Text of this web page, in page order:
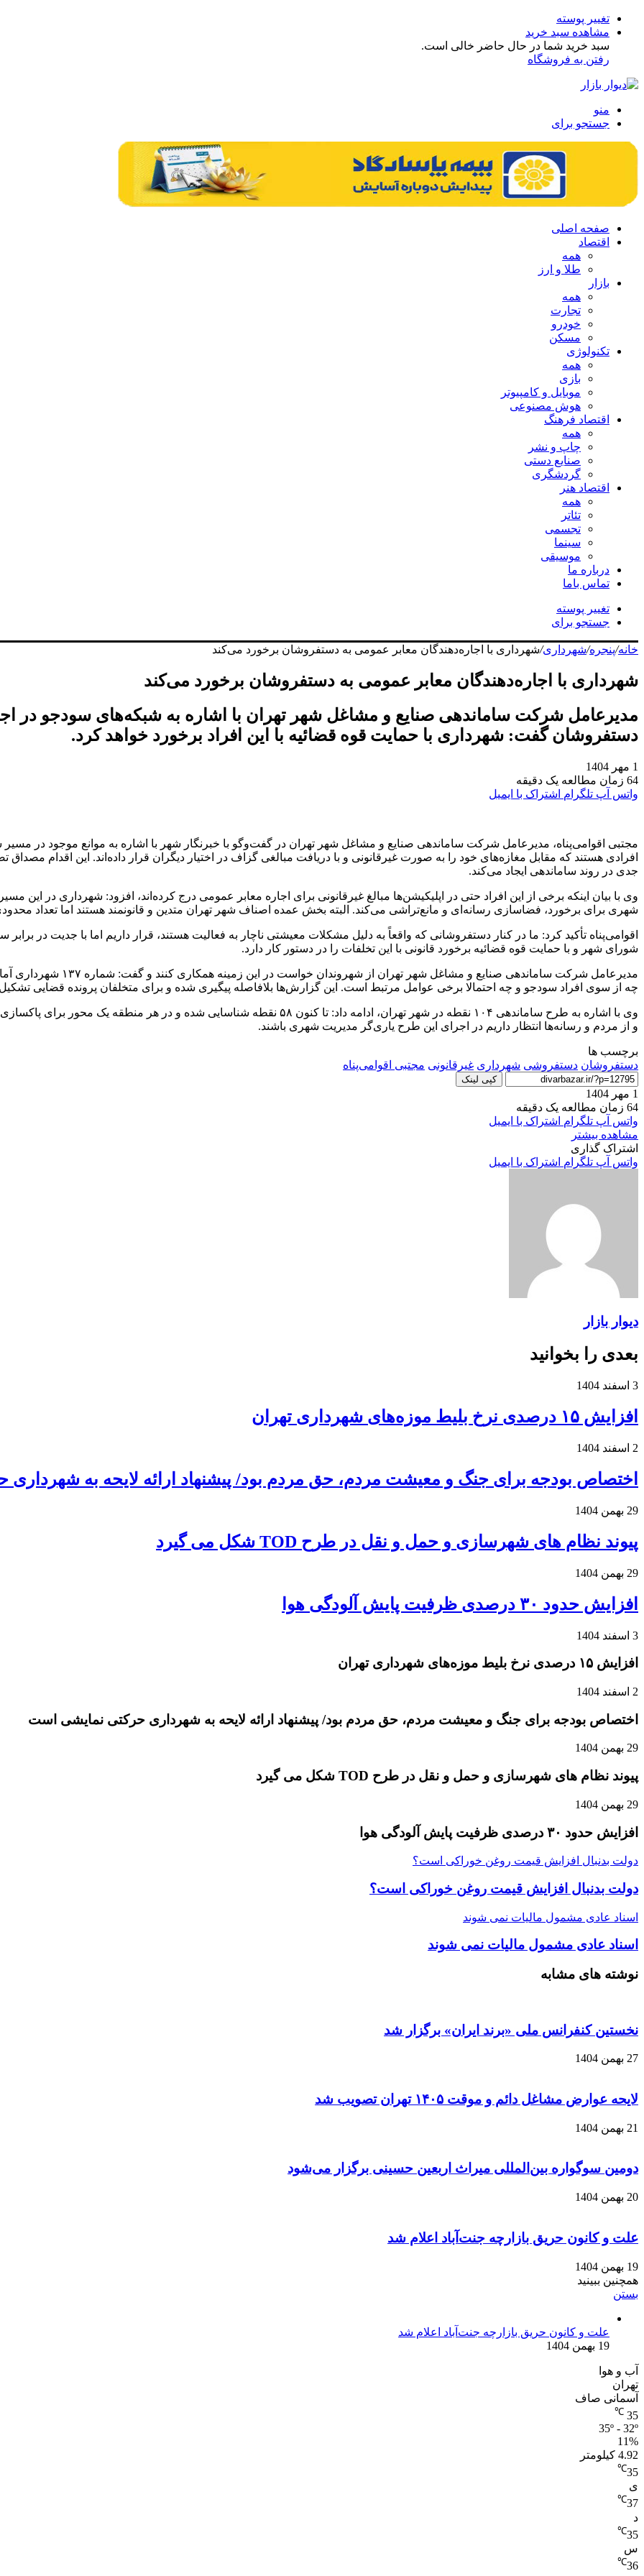
تغییر پوسته
مشاهده سبد خرید
سبد خرید شما در حال حاضر خالی است.
رفتن به فروشگاه
منو
جستجو برای
صفحه اصلی
اقتصاد
همه
طلا و ارز
بازار
همه
تجارت
خودرو
مسکن
تکنولوژی
همه
بازی
موبایل و کامپیوتر
هوش مصنوعی
اقتصاد فرهنگ
همه
چاپ و نشر
صنایع دستی
گردشگری
اقتصاد هنر
همه
تئاتر
تجسمی
سینما
موسیقی
درباره ما
تماس باما
تغییر پوسته
جستجو برای
خانه/پنجره/شهرداری/شهرداری با اجاره‌دهندگان معابر عمومی به دستفروشان برخورد می‌کند
شهرداری با اجاره‌دهندگان معابر عمومی به دستفروشان برخورد می‌کند
مدیرعامل شرکت ساماندهی صنایع و مشاغل شهر تهران با اشاره به شبکه‌های سودجو در
دستفروشان گفت: شهرداری با حمایت قوه قضائیه با این افراد برخورد خواهد کرد.
1 مهر 1404
64 زمان مطالعه یک دقیقه
واتس آپ تلگرام اشتراک با ایمیل
مجتبی اقوامی‌پناه، مدیرعامل شرکت ساماندهی صنایع و مشاغل شهر تهران در گفت‌وگو با خبرنگار شهر با اشاره به موانع موجود در
افرادی هستند که مقابل مغازه‌های خود را به صورت غیرقانونی و با دریافت مبالغی گزاف در اختیار دیگران قرار داده‌اند. این اقدام
جدی در روند ساماندهی ایجاد می‌کند.
وی با بیان اینکه برخی از این افراد حتی در اپلیکیشن‌ها مبالغ غیرقانونی برای اجاره معابر عمومی درج کرده‌اند، افزود: شهرداری در این
شهری برای برخورد، فضاسازی رسانه‌ای و مانع‌تراشی می‌کند. البته بخش عمده اصناف شهر تهران متدین و قانونمند هستند اما تعداد
اقوامی‌پناه تأکید کرد: ما در کنار دستفروشانی که واقعاً به دلیل مشکلات معیشتی ناچار به فعالیت هستند، قرار داریم اما با جدیت در
شورای شهر و با حمایت قوه قضائیه برخورد قانونی با این تخلفات را در دستور کار دارد.
مدیرعامل شرکت ساماندهی
چه از سوی افراد سودجو و چه احتمالا برخی عوامل مرتبط است. این گزارش‌ها بلافاصله پیگیری شده و برای متخلفان پرونده قضایی
وی با اشاره به طرح ساماندهی ۱۰۴ نقطه در شهر تهران، ادامه داد: تا کنون ۵۸ نقطه
و از مردم و رسانه‌ها انتظار داریم در اجرای این طرح یاری‌گر مدیریت شهری باشند.
برچسب ها
دستفروشان دستفروشی شهرداری غیرقانونی مجتبی اقوامی‌پناه
کپی لینک
1 مهر 1404
64 زمان مطالعه یک دقیقه
واتس آپ تلگرام اشتراک با ایمیل
مشاهده بیشتر
اشتراک گذاری
واتس آپ تلگرام اشتراک با ایمیل
دیوار بازار
بعدی را بخوانید
3 اسفند 1404
افزایش ۱۵ درصدی نرخ بلیط موزه‌های شهرداری تهران
2 اسفند 1404
اختصاص بودجه برای جنگ و معیشت مردم، حق مردم بود/ پیشنهاد ارائه لایحه به
29 بهمن 1404
پیوند نظام های شهرسازی و حمل و نقل در طرح TOD شکل می گیرد
29 بهمن 1404
افزایش حدود ۳۰ درصدی ظرفیت پایش آلودگی هوا
3 اسفند 1404
افزایش ۱۵ درصدی نرخ بلیط موزه‌های شهرداری تهران
2 اسفند 1404
اختصاص بودجه برای جنگ و معیشت مردم، حق مردم بود/ پیشنهاد ارائه لایحه به شهرداری حرکتی نمایشی است
29 بهمن 1404
پیوند نظام های شهرسازی و حمل و نقل در طرح TOD شکل می گیرد
29 بهمن 1404
افزایش حدود ۳۰ درصدی ظرفیت پایش آلودگی هوا
دولت بدنبال افزایش قیمت روغن خوراکی است؟
دولت بدنبال افزایش قیمت روغن خوراکی است؟
اسناد عادی مشمول مالیات نمی شوند
اسناد عادی مشمول مالیات نمی شوند
نوشته های مشابه
نخستین کنفرانس ملی «برند ایران» برگزار شد
27 بهمن 1404
لایحه عوارض مشاغل دائم و موقت ۱۴۰۵ تهران تصویب شد
21 بهمن 1404
دومین سوگواره بین‌المللی میراث اربعین حسینی برگزار می‌شود
20 بهمن 1404
علت و کانون حریق بازارچه جنت‌آباد اعلام شد
19 بهمن 1404
همچنین ببینید
بستن
علت و کانون حریق بازارچه جنت‌آباد اعلام شد
19 بهمن 1404
آب و هوا
تهران
آسمانی صاف
35
℃
35º - 32º
11%
4.92 کیلومتر
35
℃
ی
37
℃
د
35
℃
س
36
℃